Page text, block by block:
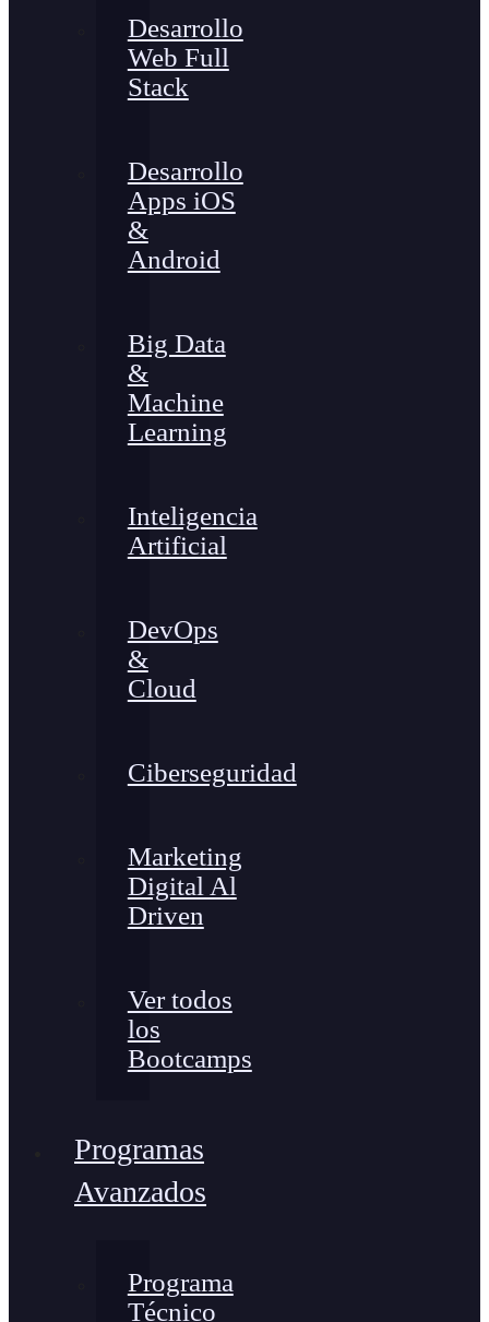
Desarrollo
Web Full
Stack
Desarrollo
Apps iOS
&
Android
Big Data
&
Machine
Learning
Inteligencia
Artificial
DevOps
&
Cloud
Ciberseguridad
Marketing
Digital Al
Driven
Ver todos
los
Bootcamps
Programas
Avanzados
Programa
Técnico